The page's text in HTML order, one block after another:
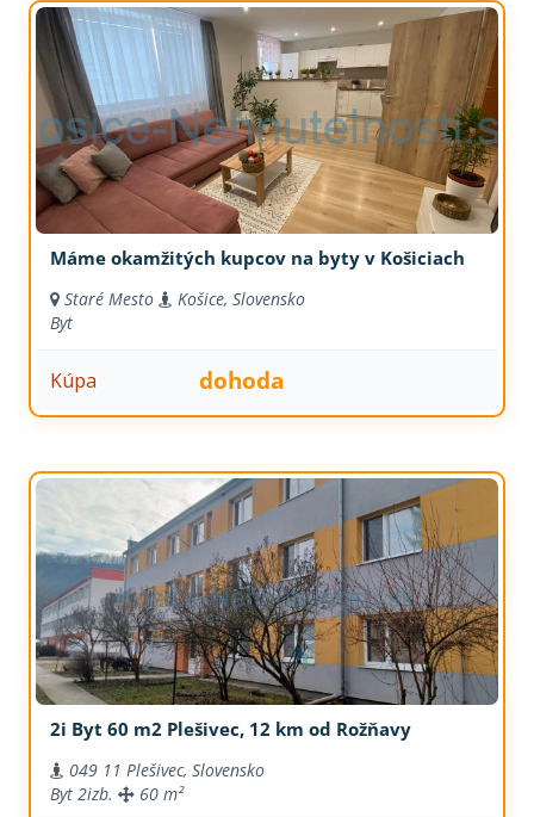
Máme okamžitých kupcov na byty v Košiciach
Staré Mesto
Košice, Slovensko
Byt
Kúpa dohoda
2i Byt 60 m2 Plešivec, 12 km od Rožňavy
049 11 Plešivec, Slovensko
Byt 2izb. 60 m²